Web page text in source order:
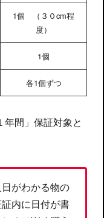
1個 （３０cm程
度）
1個
各1個ずつ
間」保証対象と
がわかる物の
証内に日付が書